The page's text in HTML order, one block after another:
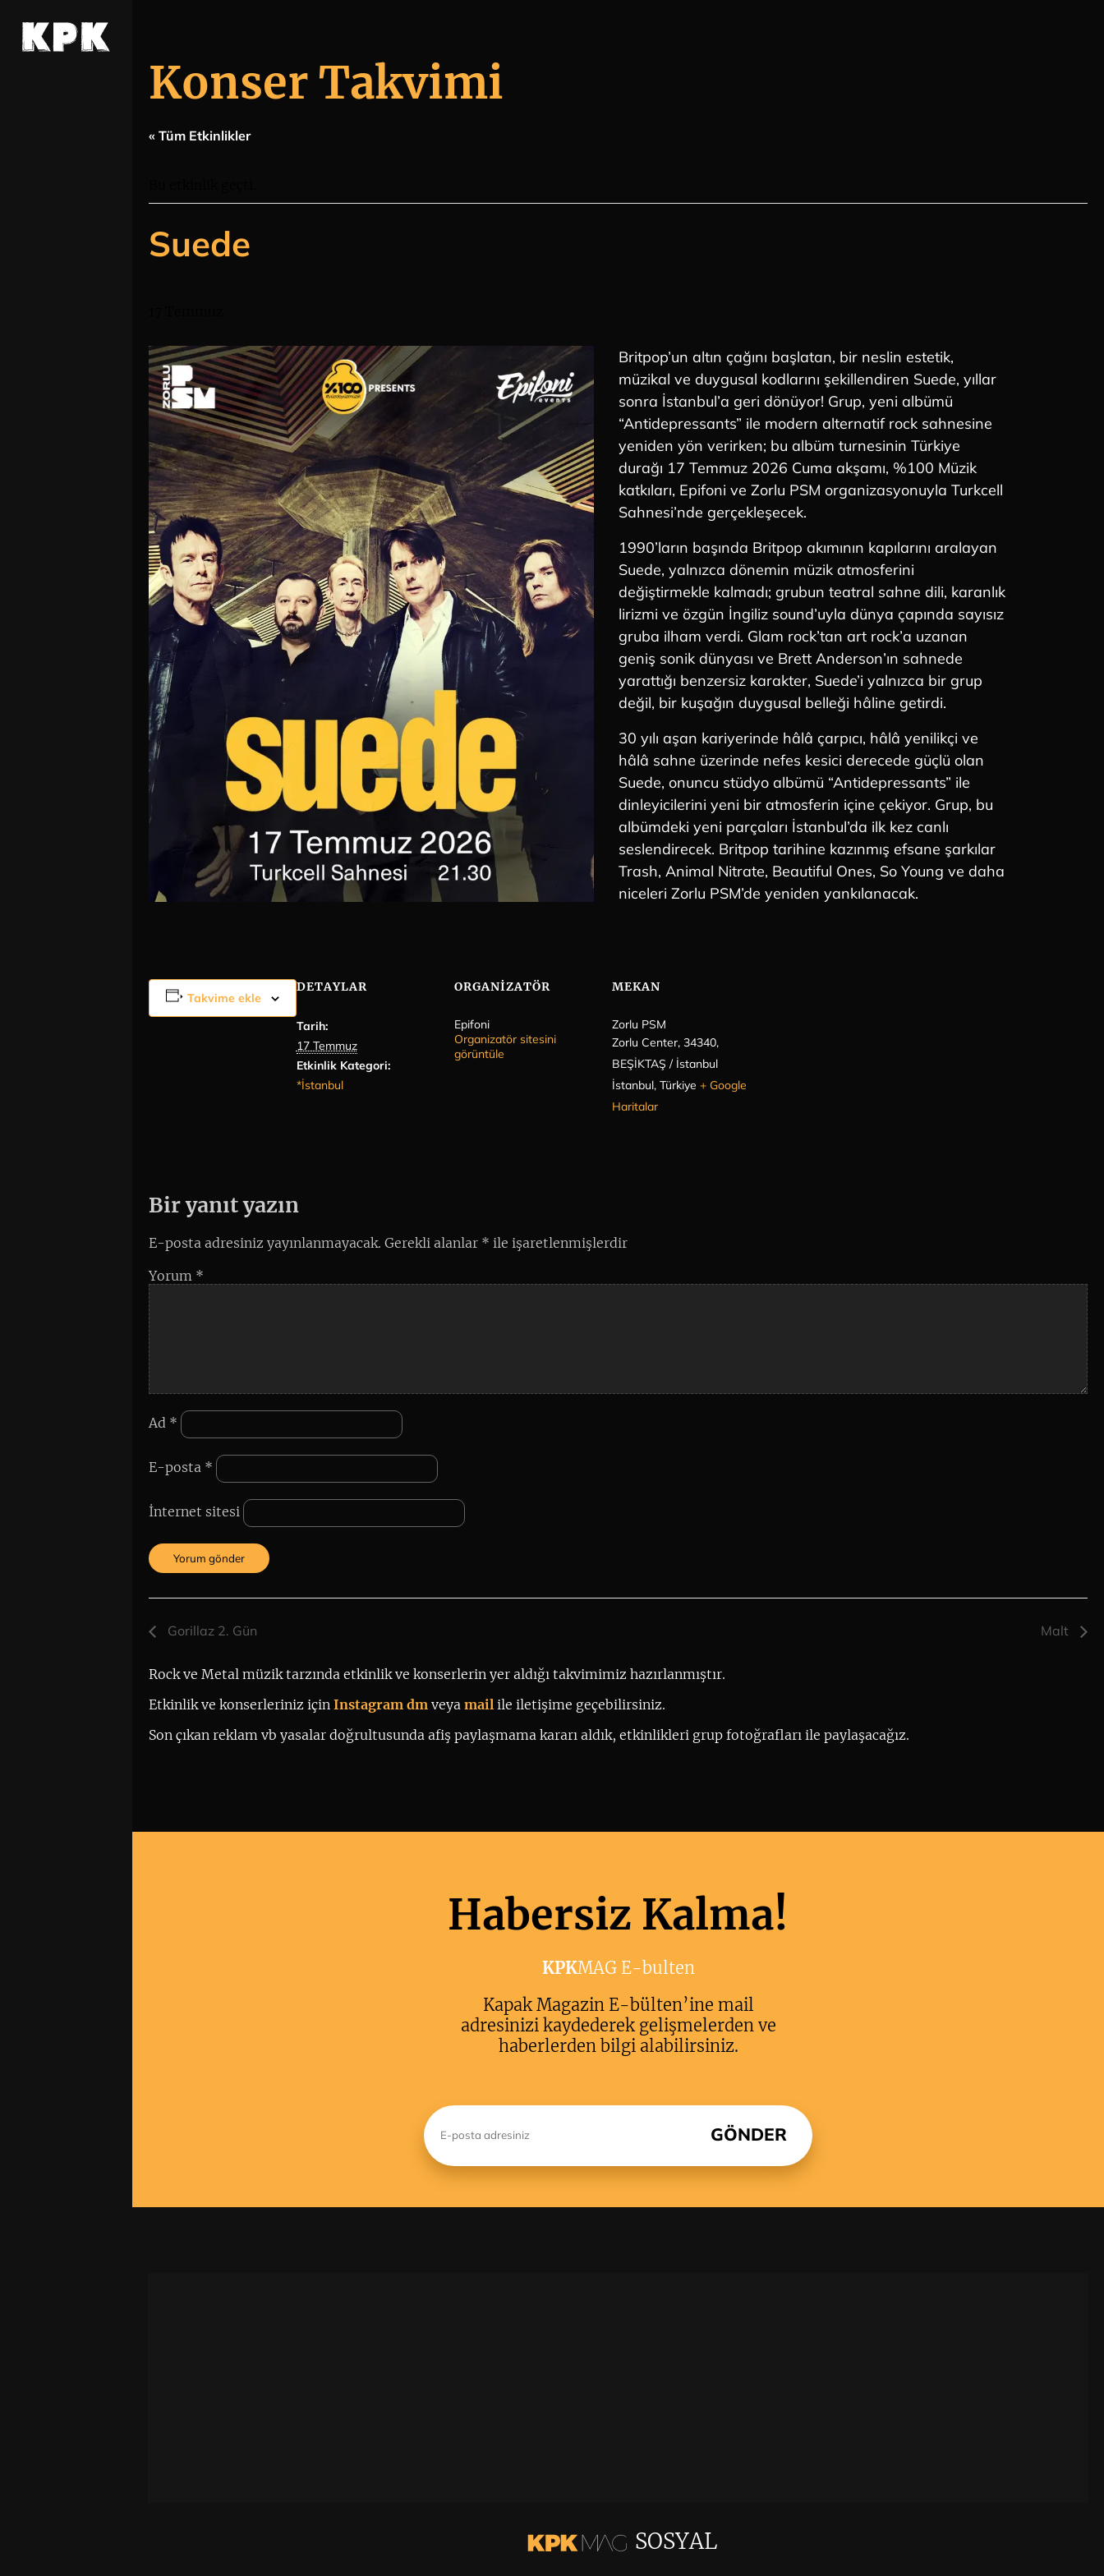
Konser Takvimi
« Tüm Etkinlikler
Suede
Britpop’un altın çağını başlatan, bir neslin estetik,
müzikal ve duygusal kodlarını şekillendiren Suede, yıllar
sonra İstanbul’a geri dönüyor! Grup, yeni albümü
“Antidepressants” ile modern alternatif rock sahnesine
yeniden yön verirken; bu albüm turnesinin Türkiye
durağı 17 Temmuz 2026 Cuma akşamı, %100 Müzik
katkıları, Epifoni ve Zorlu PSM organizasyonuyla Turkcell
Sahnesi’nde gerçekleşecek.
1990’ların başında Britpop akımının kapılarını aralayan
Suede, yalnızca dönemin müzik atmosferini
değiştirmekle kalmadı; grubun teatral sahne dili, karanlık
lirizmi ve özgün İngiliz sound’uyla dünya çapında sayısız
gruba ilham verdi. Glam rock’tan art rock’a uzanan
geniş sonik dünyası ve Brett Anderson’ın sahnede
yarattığı benzersiz karakter, Suede’i yalnızca bir grup
değil, bir kuşağın duygusal belleği hâline getirdi.
30 yılı aşan kariyerinde hâlâ çarpıcı, hâlâ yenilikçi ve
hâlâ sahne üzerinde nefes kesici derecede güçlü olan
Suede, onuncu stüdyo albümü “Antidepressants” ile
dinleyicilerini yeni bir atmosferin içine çekiyor. Grup, bu
albümdeki yeni parçaları İstanbul’da ilk kez canlı
seslendirecek. Britpop tarihine kazınmış efsane şarkılar
Trash, Animal Nitrate, Beautiful Ones, So Young ve daha
niceleri Zorlu PSM’de yeniden yankılanacak.
Takvime ekle
DETAYLAR
Tarih:
17 Temmuz
Etkinlik Kategori:
*İstanbul
ORGANIZATÖR
Epifoni
Organizatör sitesini
görüntüle
MEKAN
Zorlu PSM
Zorlu Center, 34340,
BEŞİKTAŞ / İstanbul
İstanbul, Türkiye + Google
Haritalar
Bir yanıt yazın
E-posta adresiniz yayınlanmayacak. Gerekli alanlar * ile işaretlenmişlerdir
Yorum *
Ad *
E-posta *
İnternet sitesi
Gorillaz 2. Gün Malt
Rock ve Metal müzik tarzında etkinlik ve konserlerin yer aldığı takvimimiz hazırlanmıştır.
Etkinlik ve konserleriniz için Instagram dm veya mail ile iletişime geçebilirsiniz.
Son çıkan reklam vb yasalar doğrultusunda afiş paylaşmama kararı aldık, etkinlikleri grup fotoğrafları ile paylaşacağız.
Habersiz Kalma!
KPKMAG E-bulten
Kapak Magazin E-bülten’ine mail
adresinizi kaydederek gelişmelerden ve
haberlerden bilgi alabilirsiniz.
SOSYAL